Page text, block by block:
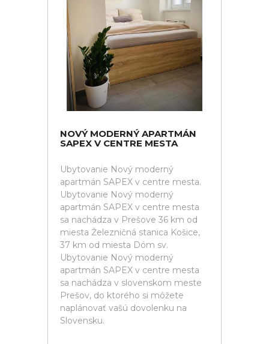
NOVÝ MODERNÝ APARTMÁN
SAPEX V CENTRE MESTA
Ubytovanie Nový moderný
apartmán SAPEX v centre mesta.
Ubytovanie Nový moderný
apartmán SAPEX v centre mesta
sa nachádza v Prešove 36 km od
miesta Železničná stanica Košice,
37 km od miesta Dóm sv.
Ubytovanie Nový moderný
apartmán SAPEX v centre mesta
sa nachádza v slovenskom meste
Prešov, do ktorého si môžete
naplánovať vašú dovolenku na
Slovensku.